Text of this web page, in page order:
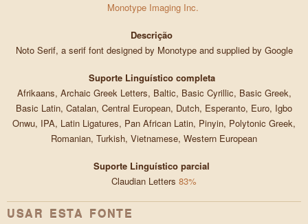
Monotype Imaging Inc.
Descrição
Noto Serif, a serif font designed by Monotype and supplied by Google
Suporte Linguístico completa
Afrikaans, Archaic Greek Letters, Baltic, Basic Cyrillic, Basic Greek,
Basic Latin, Catalan, Central European, Dutch, Esperanto, Euro, Igbo
Onwu, IPA, Latin Ligatures, Pan African Latin, Pinyin, Polytonic Greek,
Romanian, Turkish, Vietnamese, Western European
Suporte Linguístico parcial
Claudian Letters 83%
USAR ESTA FONTE